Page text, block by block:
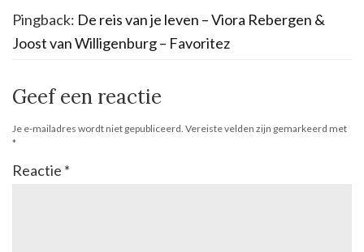
Pingback: De reis van je leven – Viora Rebergen &
Joost van Willigenburg – Favoritez
Geef een reactie
Je e-mailadres wordt niet gepubliceerd. Vereiste velden zijn gemarkeerd met
*
Reactie *